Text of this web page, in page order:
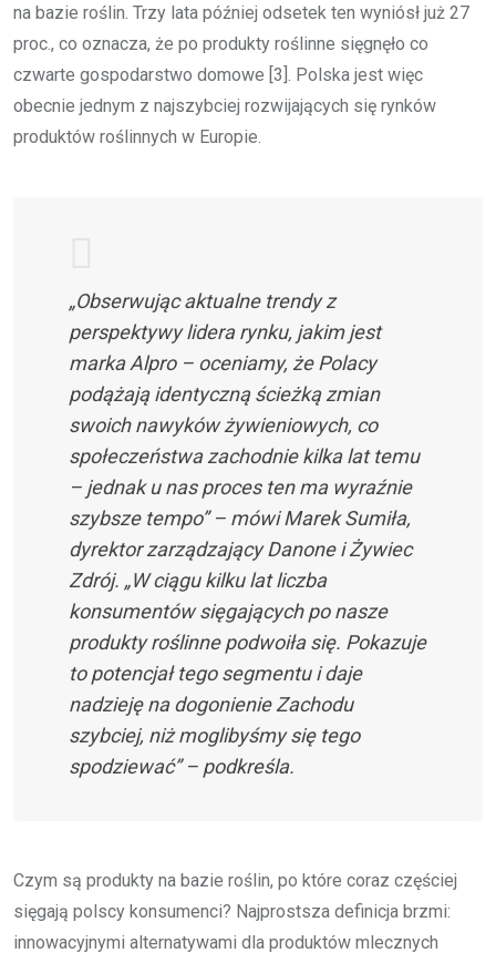
na bazie roślin. Trzy lata później odsetek ten wyniósł już 27
proc., co oznacza, że po produkty roślinne sięgnęło co
czwarte gospodarstwo domowe [3]. Polska jest więc
obecnie jednym z najszybciej rozwijających się rynków
produktów roślinnych w Europie.
„Obserwując aktualne trendy z
perspektywy lidera rynku, jakim jest
marka Alpro – oceniamy, że Polacy
podążają identyczną ścieżką zmian
swoich nawyków żywieniowych, co
społeczeństwa zachodnie kilka lat temu
– jednak u nas proces ten ma wyraźnie
szybsze tempo” – mówi Marek Sumiła,
dyrektor zarządzający Danone i Żywiec
Zdrój. „W ciągu kilku lat liczba
konsumentów sięgających po nasze
produkty roślinne podwoiła się. Pokazuje
to potencjał tego segmentu i daje
nadzieję na dogonienie Zachodu
szybciej, niż moglibyśmy się tego
spodziewać” – podkreśla.
Czym są produkty na bazie roślin, po które coraz częściej
sięgają polscy konsumenci? Najprostsza definicja brzmi:
innowacyjnymi alternatywami dla produktów mlecznych